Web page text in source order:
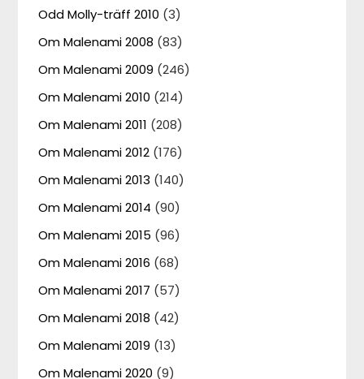
Odd Molly-träff 2010 (3)
Om Malenami 2008 (83)
Om Malenami 2009 (246)
Om Malenami 2010 (214)
Om Malenami 2011 (208)
Om Malenami 2012 (176)
Om Malenami 2013 (140)
Om Malenami 2014 (90)
Om Malenami 2015 (96)
Om Malenami 2016 (68)
Om Malenami 2017 (57)
Om Malenami 2018 (42)
Om Malenami 2019 (13)
Om Malenami 2020 (9)